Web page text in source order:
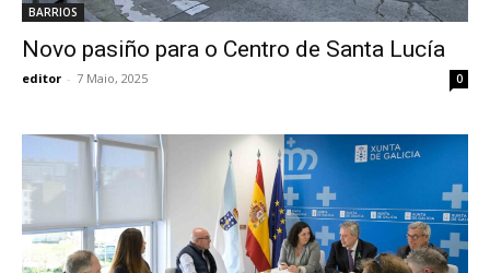
BARRIOS
Novo pasiño para o Centro de Santa Lucía
editor - 7 Maio, 2025 0